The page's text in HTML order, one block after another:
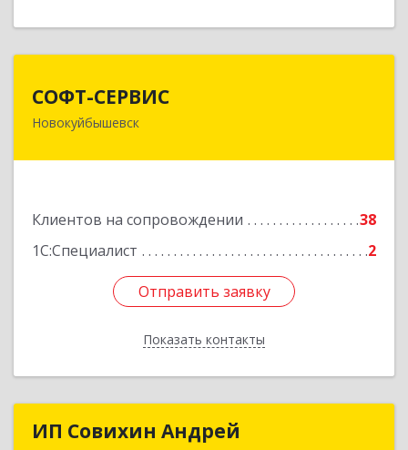
СОФТ-СЕРВИС
Новокуйбышевск
Клиентов на сопровождении
38
1С:Специалист
2
Отправить заявку
Показать контакты
446206, Самарская обл, Новокуйбышевск г,
Отправить заявку
Назад
ИП Совихин АндрейИП Совихин Андрей